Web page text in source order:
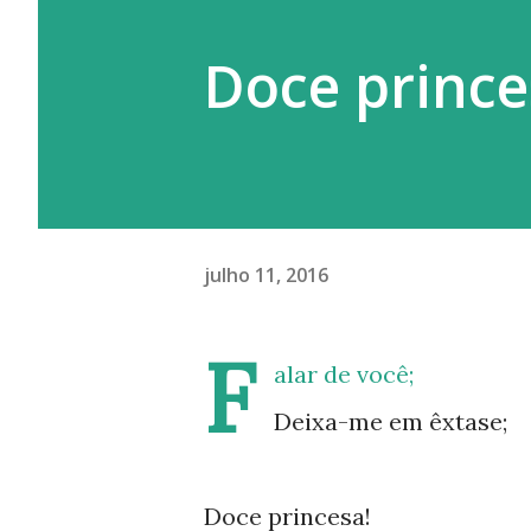
Doce
julho 11, 2016
F
alar de você;
Deixa-me em êxtase;
Doce princesa!